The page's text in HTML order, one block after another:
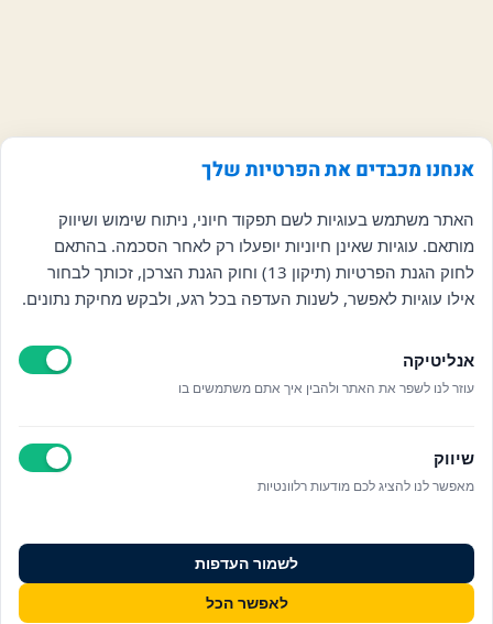
אנחנו מכבדים את הפרטיות שלך
האתר משתמש בעוגיות לשם תפקוד חיוני, ניתוח שימוש ושיווק
מותאם. עוגיות שאינן חיוניות יופעלו רק לאחר הסכמה. בהתאם
לחוק הגנת הפרטיות (תיקון 13) וחוק הגנת הצרכן, זכותך לבחור
אילו עוגיות לאפשר, לשנות העדפה בכל רגע, ולבקש מחיקת נתונים.
אנליטיקה
עוזר לנו לשפר את האתר ולהבין איך אתם משתמשים בו
שיווק
מאפשר לנו להציג לכם מודעות רלוונטיות
לשמור העדפות
לאפשר הכל